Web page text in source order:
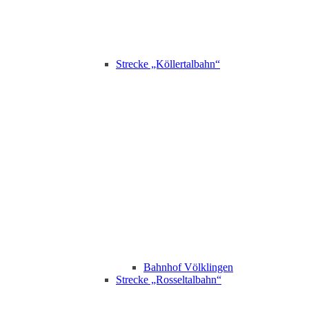
Strecke „Köllertalbahn“
Bahnhof Völklingen
Strecke „Rosseltalbahn“